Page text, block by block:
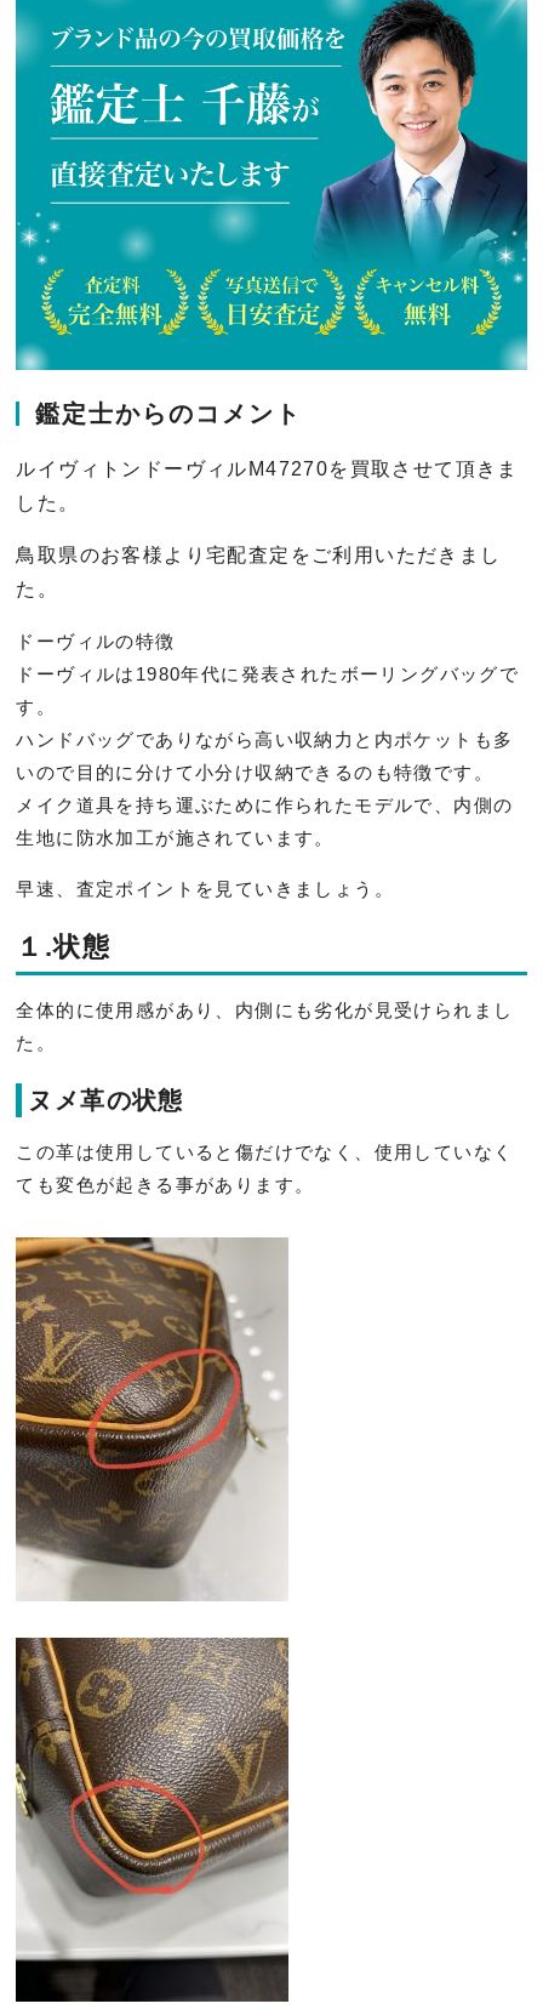
鑑定士からのコメント
ルイヴィトンドーヴィルM47270を買取させて頂きま
した。
鳥取県のお客様より宅配査定をご利用いただきまし
た。
ドーヴィルの特徴
ドーヴィルは1980年代に発表されたボーリングバッグで
す。
ハンドバッグでありながら高い収納力と内ポケットも多
いので目的に分けて小分け収納できるのも特徴です。
メイク道具を持ち運ぶために作られたモデルで、内側の
生地に防水加工が施されています。
早速、査定ポイントを見ていきましょう。
１.状態
全体的に使用感があり、内側にも劣化が見受けられまし
た。
ヌメ革の状態
この革は使用していると傷だけでなく、 使用していなく
ても変色が起きる事があります。